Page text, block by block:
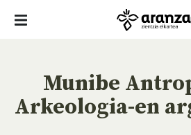
Munibe
Arkeologia-en